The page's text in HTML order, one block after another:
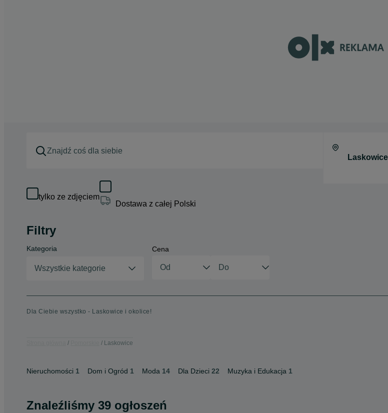
tylko ze zdjęciem
Dostawa z całej Polski
Filtry
Kategoria
Wszystkie kategorie
Cena
Dla Ciebie wszystko - Laskowice i okolice!
Laskowice
Nieruchomości 1 Dom i Ogród 1 Moda 14 Dla Dzieci 22 Muzyka i Edukacja 1
Znaleźliśmy 39 ogłoszeń